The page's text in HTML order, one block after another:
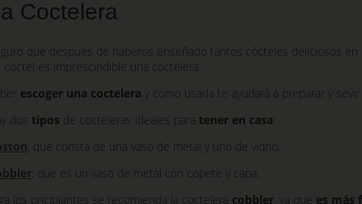
Skip
content
Coctelera
que después de haberos enseñado tantos cócteles deliciosos
cóctel es imprescindible una coctelera.
escoger una coctelera y como usarla te ayudará a preparar y
dos tipos de cocteleras ideales para tener en casa:
: que consta de una vaso de metal y uno de vidrio.
: que es un vaso de metal con copete y capa.
los pricipiantes se recomienda la coctelera cobbler, ya que es más